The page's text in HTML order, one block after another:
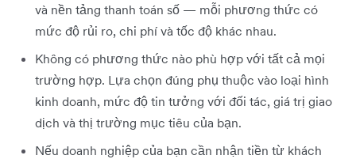
và nền tảng thanh toán số — mỗi phương thức có
mức độ rủi ro, chi phí và tốc độ khác nhau.
Không có phương thức nào phù hợp với tất cả mọi
trường hợp. Lựa chọn đúng phụ thuộc vào loại hình
kinh doanh, mức độ tin tưởng với đối tác, giá trị giao
dịch và thị trường mục tiêu của bạn.
Nếu doanh nghiệp của bạn cần nhận tiền từ khách